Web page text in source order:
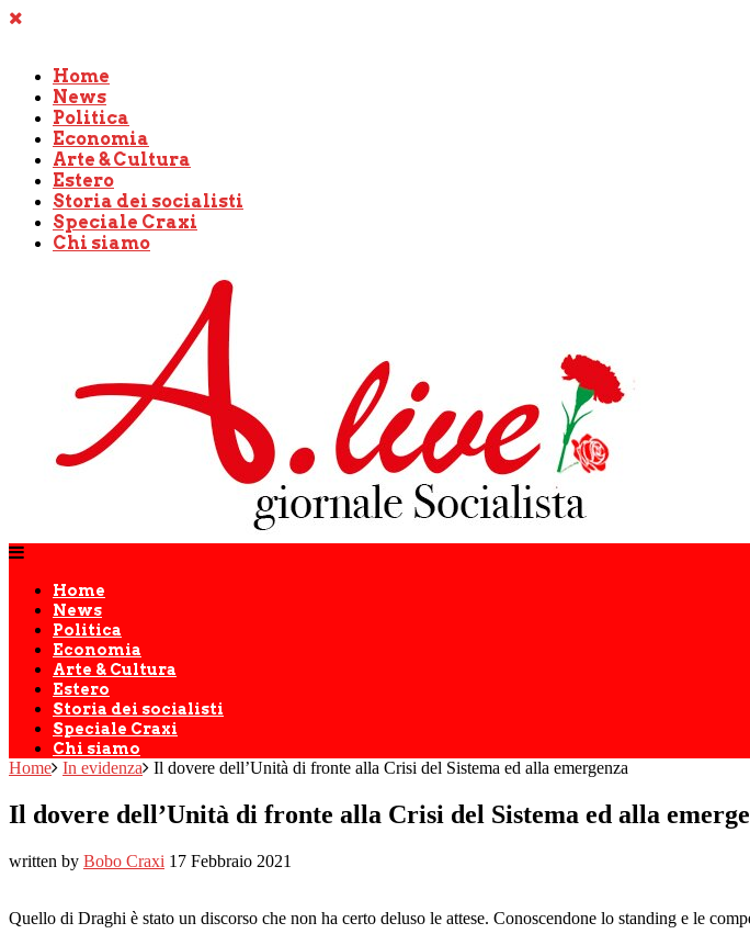
Home
News
Politica
Economia
Arte & Cultura
Estero
Storia dei socialisti
Speciale Craxi
Chi siamo
Home
News
Politica
Economia
Arte & Cultura
Estero
Storia dei socialisti
Speciale Craxi
Chi siamo
Home In evidenza Il dovere dell’Unità di fronte alla Crisi del Sistema ed alla emergenza
Il dovere dell’Unità di fronte alla Crisi del Sistema ed alla
written by Bobo Craxi 17 Febbraio 2021
Quello di Draghi è stato un discorso che non ha certo deluso le attese. Conoscendone lo standing e le